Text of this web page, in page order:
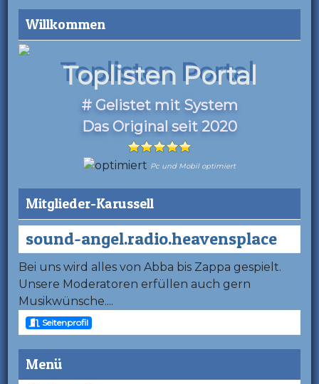
Willkommen
Toplisten Portal
# Gelistet mit System
Das Original seit 2020
Pc und Mobil optimiert
Mitglieder-Karussell
sound-angel.radio.heavensplace
Bei uns wird alles von Abba bis Zappa gespielt.
Unsere Moderatoren erfüllen auch gern
Musikwünsche....
Seitenprofil
Menü